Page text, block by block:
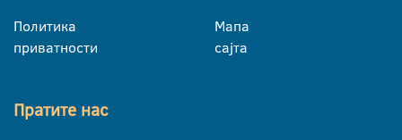
Политика
приватности
Мапа
сајта
Пратите нас